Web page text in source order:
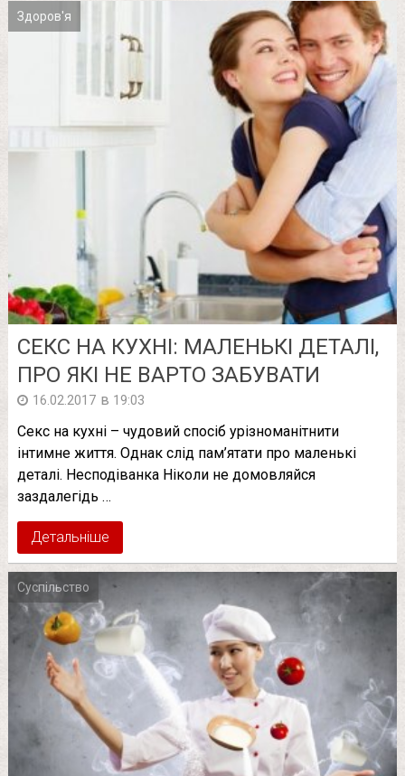
Здоров'я
СЕКС НА КУХНІ: МАЛЕНЬКІ ДЕТАЛІ,
ПРО ЯКІ НЕ ВАРТО ЗАБУВАТИ
16.02.2017 в 19:03
Секс на кухні – чудовий спосіб урізноманітнити
інтимне життя. Однак слід пам’ятати про маленькі
деталі. Несподіванка Ніколи не домовляйся
заздалегідь …
Детальніше
Суспільство